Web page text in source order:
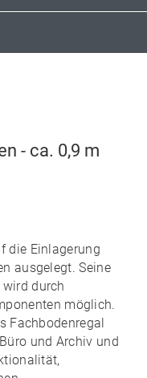
- ca. 0,9 m
die Einlagerung
ausgelegt. Seine
wird durch
möglich.
Fachbodenregal
und Archiv und